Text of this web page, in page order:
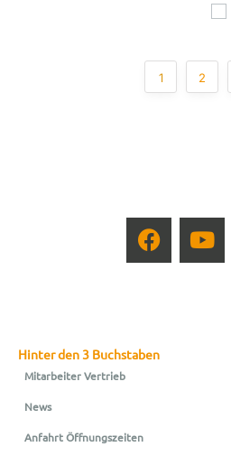
1 2
Hinter den 3 Buchstaben
Mitarbeiter Vertrieb
News
Anfahrt Öffnungszeiten